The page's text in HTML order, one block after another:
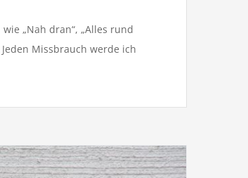
„Nah dran“, „Alles rund
Missbrauch werde ich